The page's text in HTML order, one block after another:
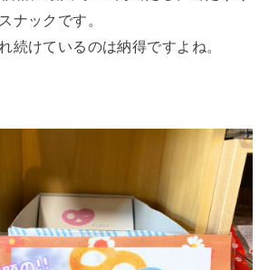
ナックです。
続けているのは納得ですよね。